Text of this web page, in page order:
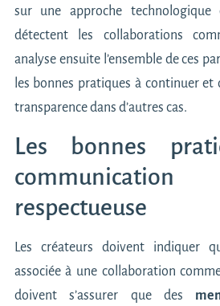
sur une approche
détectent les collaborations
analyse ensuite l’ensemble de ces
les bonnes pratiques à continuer
transparence dans d’autres cas.
Les bonnes
communication
respectueuse
Les créateurs doivent indiquer
associée à une collaboration
doivent s’assurer que des